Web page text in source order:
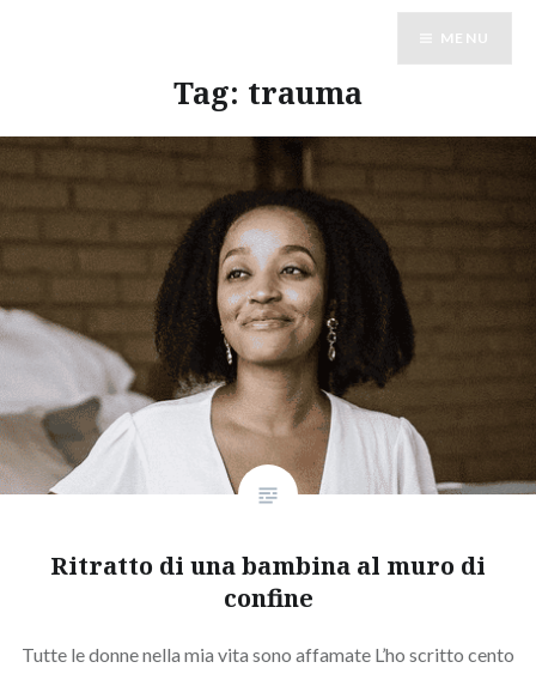
MENU
Tag: trauma
Ritratto di una bambina al muro di
confine
Tutte le donne nella mia vita sono affamate L’ho scritto cento